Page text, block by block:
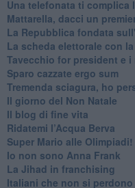
Una telefonata ti complica
Mattarella, dacci un
La Repubblica fondata
La scheda elettorale con
Tavecchio for president e
Sparo cazzate ergo sum
Tremenda sciagura, ho
Il giorno del Non Natale
Il blog di fine vita
​Ridatemi l’Acqua Berva
Super Mario alle Olimpiadi!
Io non sono Anna Frank
​La Jihad in franchising
Italiani che non si